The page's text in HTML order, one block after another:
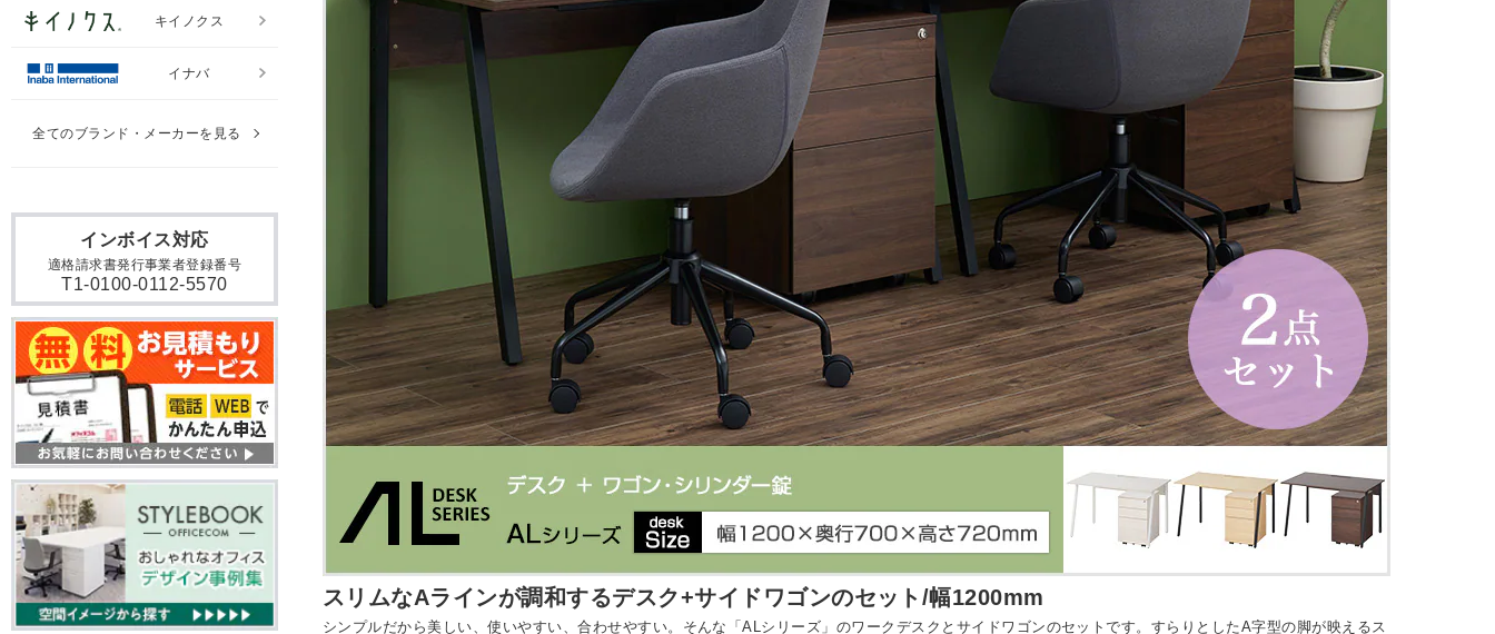
スリムなAラインが調和するデスク+サイドワゴンのセット/幅1200mm
シンプルだから美しい、使いやすい、合わせやすい。そんな「ALシリーズ」のワークデスクとサイドワゴンのセットです。すらりとしたA字型の脚が映えるス
インボイス対応
適格請求書発行事業者登録番号
T1-0100-0112-5570
キイノクス
イナバ
全てのブランド・メーカーを見る